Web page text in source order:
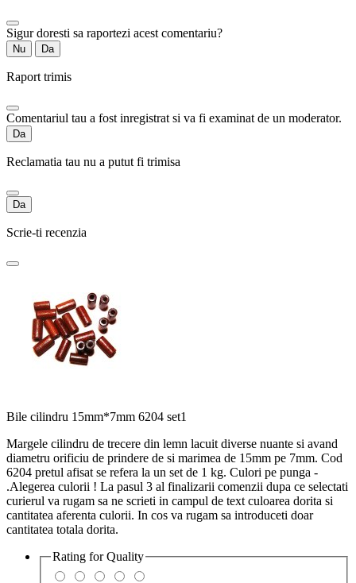
Sigur doresti sa raportezi acest comentariu?
Nu Da
Raport trimis
Comentariul tau a fost inregistrat si va fi examinat de un moderator.
Da
Reclamatia tau nu a putut fi trimisa
Da
Scrie-ti recenzia
Bile cilindru 15mm*7mm 6204 set1
Margele cilindru de trecere din lemn lacuit diverse nuante si avand
diametru orificiu de prindere de si marimea de 15mm pe 7mm. Cod
6204 pretul afisat se refera la un set de 1 kg. Culori pe punga -
.Alegerea culorii ! La pasul 3 al finalizarii comenzii dupa ce selectati
curierul va rugam sa ne scrieti in campul de text culoarea dorita si
cantitatea aferenta culorii. In cos va rugam sa introduceti doar
cantitatea totala dorita.
Rating forQuality